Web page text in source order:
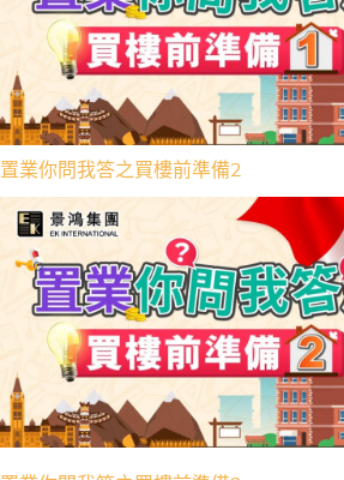
置業你問我答之買樓前準備2